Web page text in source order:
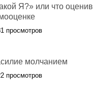
Я?» или что
просмотров
молчанием
просмотров